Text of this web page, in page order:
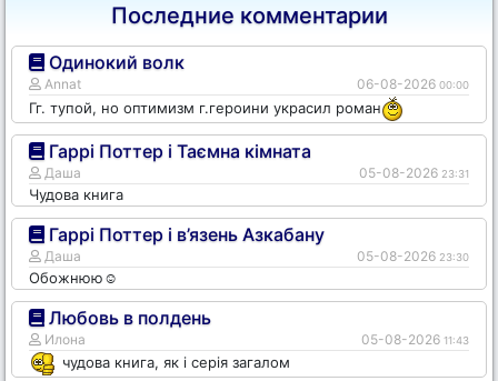
Последние комментарии
Одинокий волк
Annat 06-08-2026 00:00
Гг. тупой, но оптимизм г.героини украсил роман
Гаррі Поттер і Таємна кімната
Даша 05-08-2026 23:31
Чудова книга
Гаррі Поттер і в’язень Азкабану
Даша 05-08-2026 23:30
Обожнюю☺️
Любовь в полдень
Илона 05-08-2026 11:43
чудова книга, як і серія загалом